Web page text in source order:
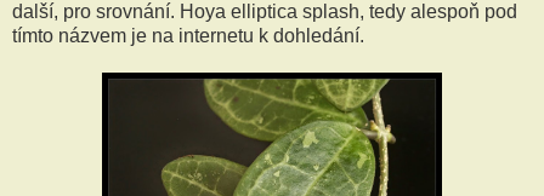
další, pro srovnání. Hoya elliptica splash, tedy alespoň pod
tímto názvem je na internetu k dohledání.